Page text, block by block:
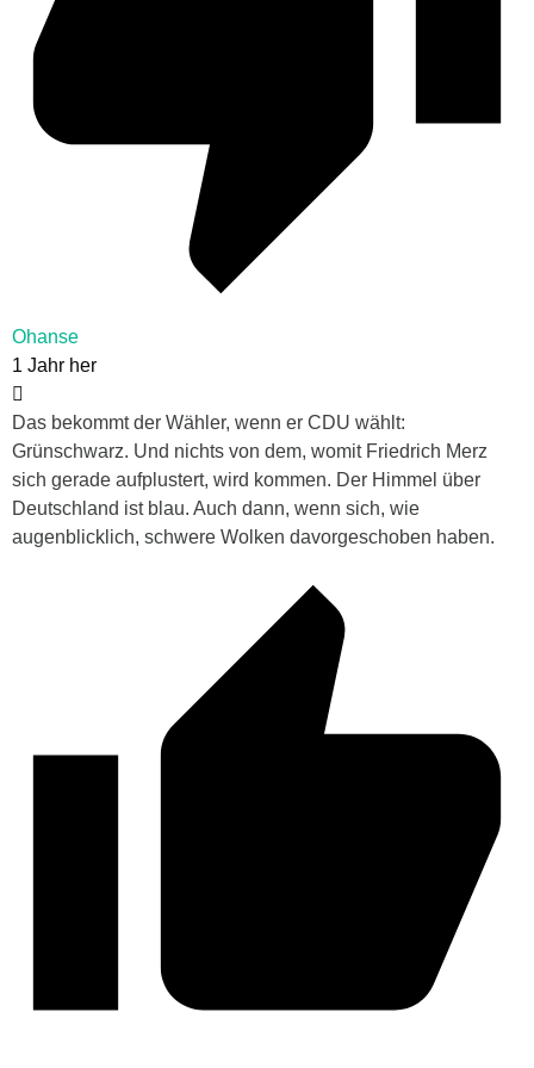
Ohanse
1 Jahr her
Das bekommt der Wähler, wenn er CDU wählt:
Grünschwarz. Und nichts von dem, womit Friedrich Merz
sich gerade aufplustert, wird kommen. Der Himmel über
Deutschland ist blau. Auch dann, wenn sich, wie
augenblicklich, schwere Wolken davorgeschoben haben.